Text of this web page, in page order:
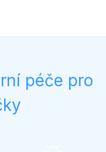
péče pro